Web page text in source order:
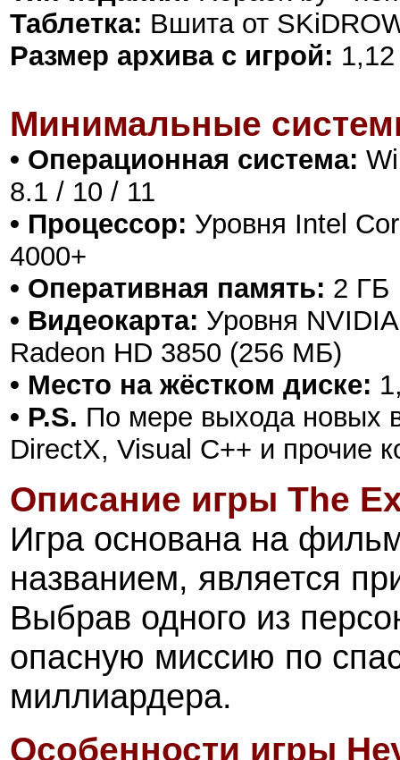
Таблетка: Вшита от
Размер архива с игрой:
Минимальные
• Операционная система:
8.1 / 10 / 11
• Процессор: Уровня Intel
4000+
• Оперативная память: 2 ГБ
• Видеокарта: Уровня
Radeon HD 3850 (256 МБ)
• Место на жёстком диске:
• P.S. По мере выхода новых
DirectX, Visual C++ и прочие
Описание игры The
Игра основана на
названием, является
Выбрав одного из
опасную миссию по
миллиардера.
Особенности игры